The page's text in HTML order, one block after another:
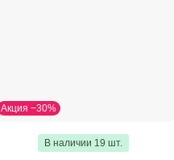
Акция −30%
В наличии 19 шт.